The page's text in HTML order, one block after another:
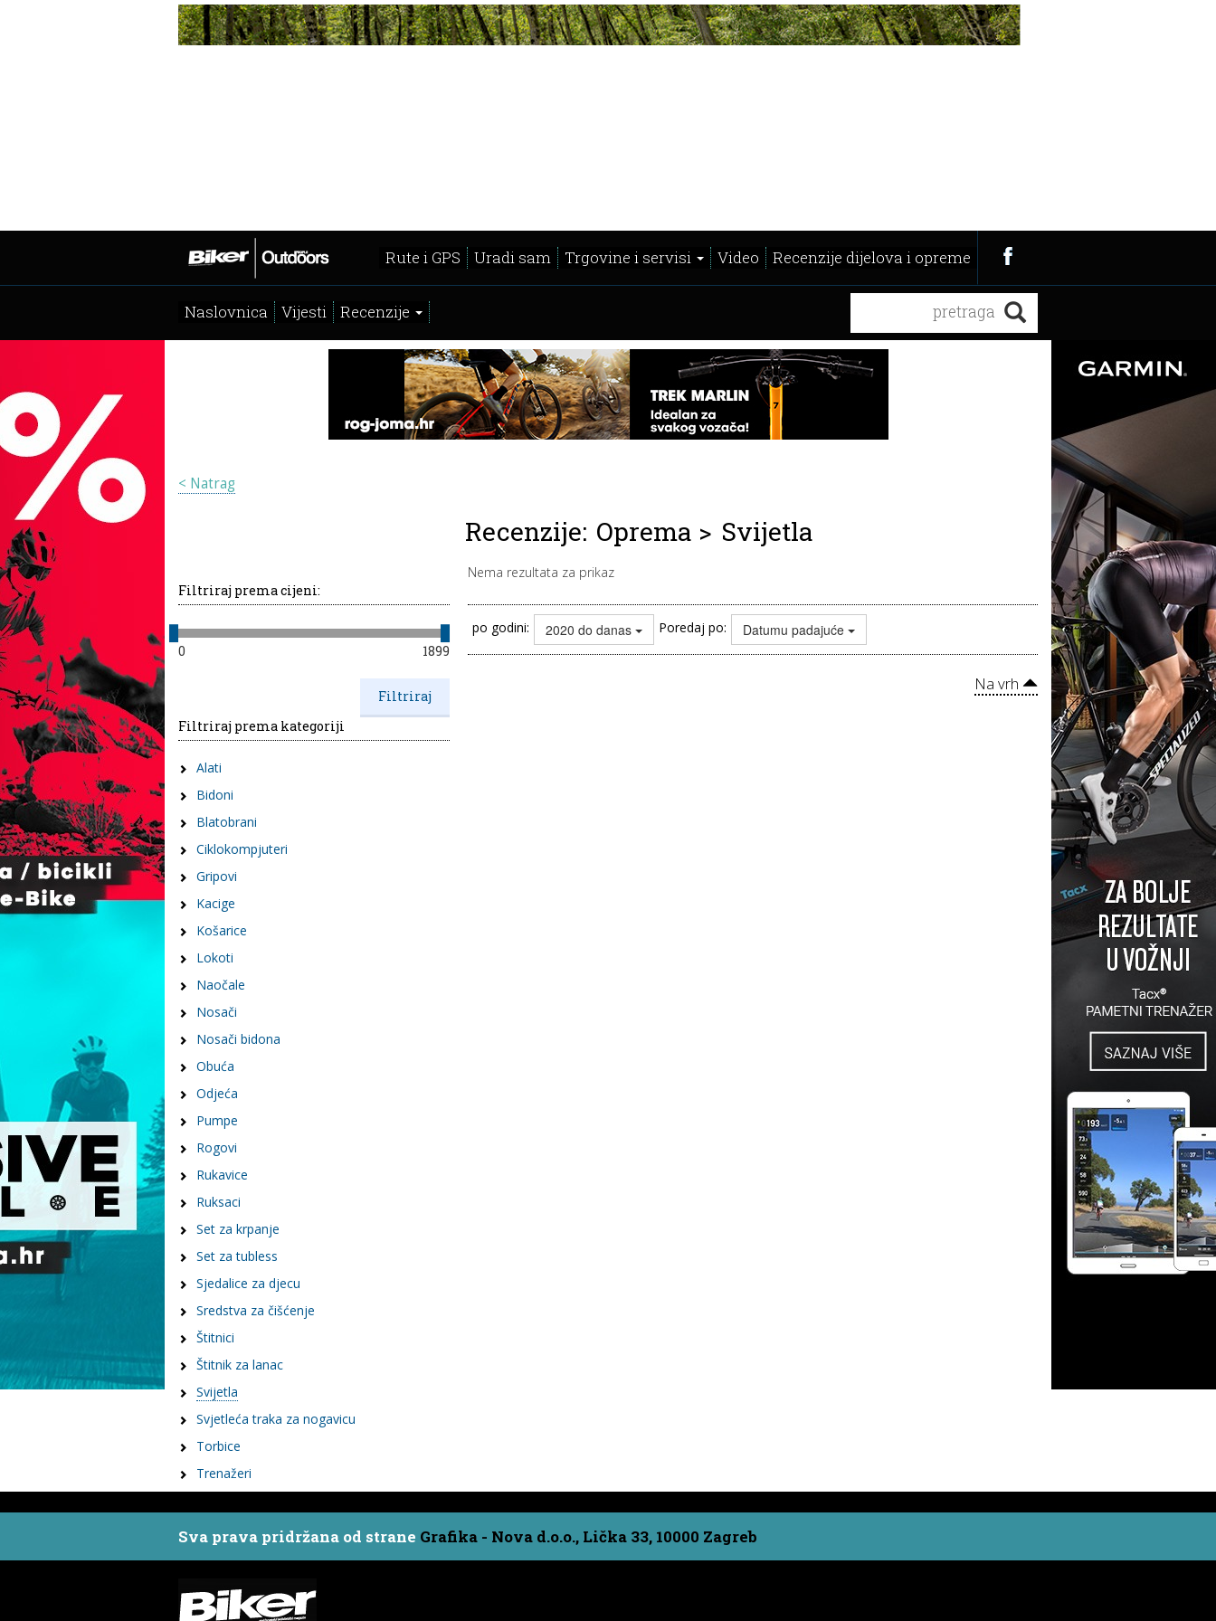
Rute i GPS Uradi sam Trgovine i servisi Video Recenzije dijelova i opreme
Naslovnica Vijesti Recenzije
< Natrag
Recenzije: Oprema > Svijetla
Nema rezultata za prikaz
Filtriraj prema cijeni:
0 1899
Filtriraj prema kategoriji
Alati
Bidoni
Blatobrani
Ciklokompjuteri
Gripovi
Kacige
Košarice
Lokoti
Naočale
Nosači
Nosači bidona
Obuća
Odjeća
Pumpe
Rogovi
Rukavice
Ruksaci
Set za krpanje
Set za tubless
Sjedalice za djecu
Sredstva za čišćenje
Štitnici
Štitnik za lanac
Svijetla
Svjetleća traka za nogavicu
Torbice
Trenažeri
po godini: 2020 do danas Poredaj po: Datumu padajuće
Na vrh
Sva prava pridržana od strane Grafika - Nova d.o.o., Lička 33, 10000 Zagreb